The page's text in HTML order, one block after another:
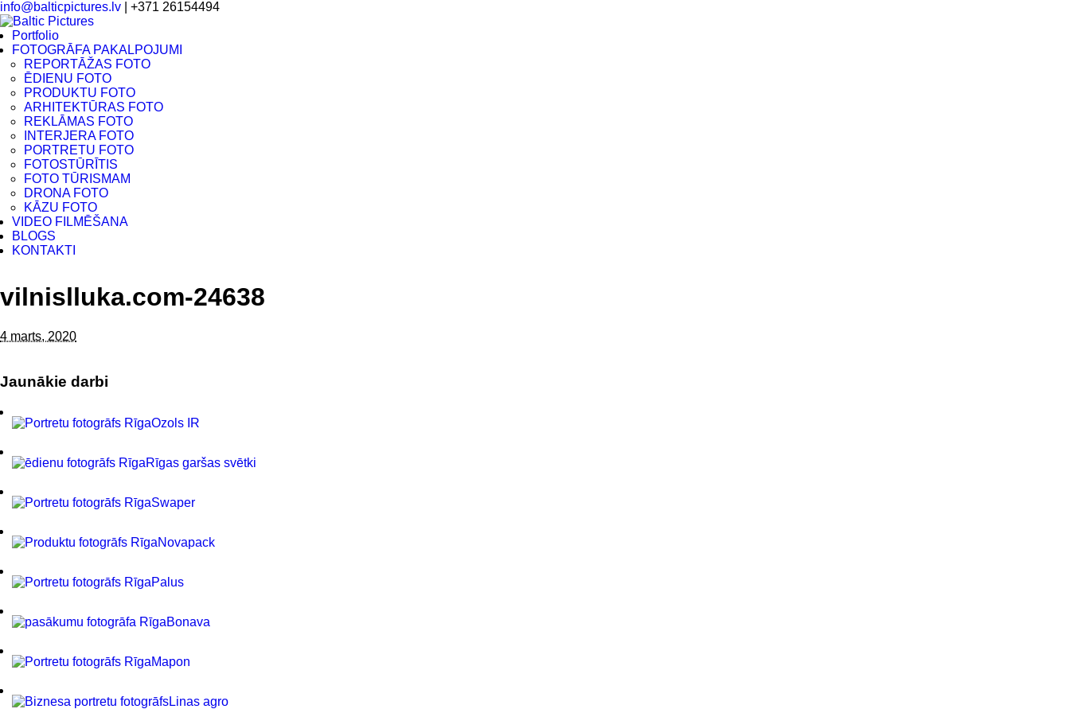
info@balticpictures.lv | +371 26154494
Portfolio
FOTOGRĀFA PAKALPOJUMI
REPORTĀŽAS FOTO
ĒDIENU FOTO
PRODUKTU FOTO
ARHITEKTŪRAS FOTO
REKLĀMAS FOTO
INTERJERA FOTO
PORTRETU FOTO
FOTOSTŪRĪTIS
FOTO TŪRISMAM
DRONA FOTO
KĀZU FOTO
VIDEO FILMĒŠANA
BLOGS
KONTAKTI
vilnislluka.com-24638
4 marts, 2020
Jaunākie darbi
Ozols IR
Rīgas garšas svētki
Swaper
Novapack
Palus
Bonava
Mapon
Linas agro